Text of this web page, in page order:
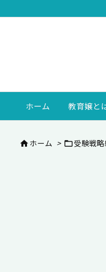
ホーム 教育嬢と
 ホーム > 受験戦略